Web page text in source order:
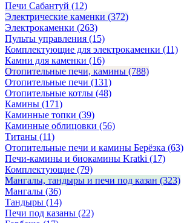
Печи Сабантуй (12)
Электрические каменки (372)
Электрокаменки (263)
Пульты управления (15)
Комплектующие для электрокаменки (11)
Камни для каменки (16)
Отопительные печи, камины (788)
Отопительные печи (131)
Отопительные котлы (48)
Камины (171)
Каминные топки (39)
Каминные облицовки (56)
Титаны (11)
Отопительные печи и камины Берёзка (63)
Печи-камины и биокамины Kratki (17)
Комплектующие (79)
Мангалы, тандыры и печи под казан (323)
Мангалы (36)
Тандыры (14)
Печи под казаны (22)